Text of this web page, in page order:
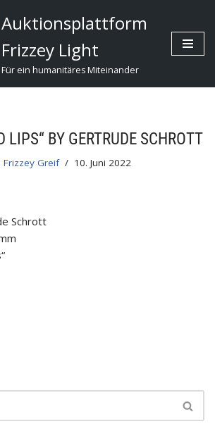
Auktionsplattform
Frizzey Light
Für ein humanitäres Miteinander
LIPS“ BY GERTRUDE SCHROTT
Frizzey Greif 10. Juni 2022
Schrott